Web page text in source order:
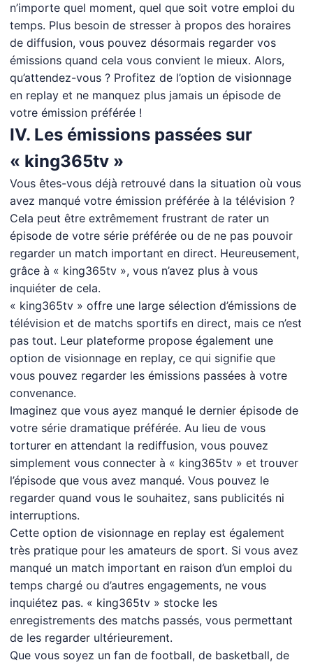
n’importe quel moment, quel que soit votre emploi du
temps. Plus besoin de stresser à propos des horaires
de diffusion, vous pouvez désormais regarder vos
émissions quand cela vous convient le mieux. Alors,
qu’attendez-vous ? Profitez de l’option de visionnage
en replay et ne manquez plus jamais un épisode de
votre émission préférée !
IV. Les émissions passées sur
« king365tv »
Vous êtes-vous déjà retrouvé dans la situation où vous
avez manqué votre émission préférée à la télévision ?
Cela peut être extrêmement frustrant de rater un
épisode de votre série préférée ou de ne pas pouvoir
regarder un match important en direct. Heureusement,
grâce à « king365tv », vous n’avez plus à vous
inquiéter de cela.
« king365tv » offre une large sélection d’émissions de
télévision et de matchs sportifs en direct, mais ce n’est
pas tout. Leur plateforme propose également une
option de visionnage en replay, ce qui signifie que
vous pouvez regarder les émissions passées à votre
convenance.
Imaginez que vous ayez manqué le dernier épisode de
votre série dramatique préférée. Au lieu de vous
torturer en attendant la rediffusion, vous pouvez
simplement vous connecter à « king365tv » et trouver
l’épisode que vous avez manqué. Vous pouvez le
regarder quand vous le souhaitez, sans publicités ni
interruptions.
Cette option de visionnage en replay est également
très pratique pour les amateurs de sport. Si vous avez
manqué un match important en raison d’un emploi du
temps chargé ou d’autres engagements, ne vous
inquiétez pas. « king365tv » stocke les
enregistrements des matchs passés, vous permettant
de les regarder ultérieurement.
Que vous soyez un fan de football, de basketball, de